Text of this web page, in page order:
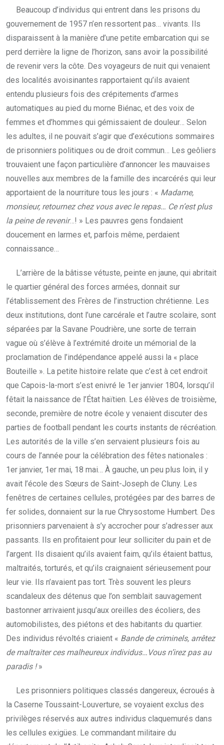
Beaucoup d’individus qui entrent dans les prisons du
gouvernement de 1957 n’en ressortent pas… vivants. Ils
disparaissent à la manière d’une petite embarcation qui se
perd derrière la ligne de l’horizon, sans avoir la possibilité
de revenir vers la côte. Des voyageurs de nuit qui venaient
des localités avoisinantes rapportaient qu’ils avaient
entendu plusieurs fois des crépitements d’armes
automatiques au pied du morne Biénac, et des voix de
femmes et d’hommes qui gémissaient de douleur… Selon
les adultes, il ne pouvait s’agir que d’exécutions sommaires
de prisonniers politiques ou de droit commun… Les geôliers
trouvaient une façon particulière d’annoncer les mauvaises
nouvelles aux membres de la famille des incarcérés qui leur
apportaient de la nourriture tous les jours : « Madame,
monsieur, retournez chez vous avec le repas… Ce n’est plus
la peine de revenir…! » Les pauvres gens fondaient
doucement en larmes et, parfois même, perdaient
connaissance…
L’arrière de la bâtisse vétuste, peinte en jaune, qui abritait
le quartier général des forces armées, donnait sur
l’établissement des Frères de l’instruction chrétienne. Les
deux institutions, dont l’une carcérale et l’autre scolaire, sont
séparées par la Savane Poudrière, une sorte de terrain
vague où s’élève à l’extrémité droite un mémorial de la
proclamation de l’indépendance appelé aussi la « place
Bouteille ». La petite histoire relate que c’est à cet endroit
que Capois-la-mort s’est enivré le 1er janvier 1804, lorsqu’il
fêtait la naissance de l’État haïtien. Les élèves de troisième,
seconde, première de notre école y venaient discuter des
parties de football pendant les courts instants de récréation.
Les autorités de la ville s’en servaient plusieurs fois au
cours de l’année pour la célébration des fêtes nationales :
1er janvier, 1er mai, 18 mai… À gauche, un peu plus loin, il y
avait l’école des Sœurs de Saint-Joseph de Cluny. Les
fenêtres de certaines cellules, protégées par des barres de
fer solides, donnaient sur la rue Chrysostome Humbert. Des
prisonniers parvenaient à s’y accrocher pour s’adresser aux
passants. Ils en profitaient pour leur solliciter du pain et de
l’argent. Ils disaient qu’ils avaient faim, qu’ils étaient battus,
maltraités, torturés, et qu’ils craignaient sérieusement pour
leur vie. Ils n’avaient pas tort. Très souvent les pleurs
scandaleux des détenus que l’on semblait sauvagement
bastonner arrivaient jusqu’aux oreilles des écoliers, des
automobilistes, des piétons et des habitants du quartier.
Des individus révoltés criaient « Bande de criminels, arrêtez
de maltraiter ces malheureux individus…Vous n’irez pas au
paradis !»
Les prisonniers politiques classés dangereux, écroués à
la Caserne Toussaint-Louverture, se voyaient exclus des
privilèges réservés aux autres individus claquemurés dans
les cellules exigües. Le commandant militaire du